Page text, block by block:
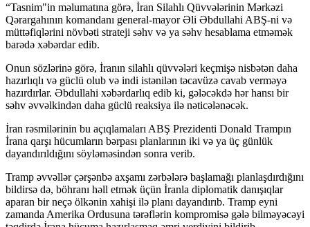
“Tasnim"in məlumatına görə, İran Silahlı Qüvvələrinin Mərkəzi
Qərargahının komandanı general-mayor Əli Əbdullahi ABŞ-ni və
müttəfiqlərini növbəti strateji səhv və ya səhv hesablama etməmək
barədə xəbərdar edib.
Onun sözlərinə görə, İranın silahlı qüvvələri keçmişə nisbətən daha
hazırlıqlı və güclü olub və indi istənilən təcavüzə cavab verməyə
hazırdırlar. Əbdullahi xəbərdarlıq edib ki, gələcəkdə hər hansı bir
səhv əvvəlkindən daha güclü reaksiya ilə nəticələnəcək.
İran rəsmilərinin bu açıqlamaları ABŞ Prezidenti Donald Trampın
İrana qarşı hücumların bərpası planlarının iki və ya üç günlük
dayandırıldığını söyləməsindən sonra verib.
Tramp əvvəllər çərşənbə axşamı zərbələrə başlamağı planlaşdırdığını
bildirsə də, böhranı həll etmək üçün İranla diplomatik danışıqlar
aparan bir neçə ölkənin xahişi ilə planı dayandırıb. Tramp eyni
zamanda Amerika Ordusuna tərəflərin kompromisə gələ bilməyəcəyi